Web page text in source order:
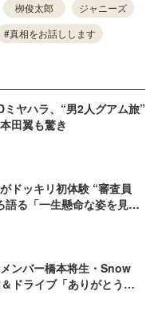
栁俊太郎
ジャニーズ
#真相をお話しします
ヤハラ、“男2人グアム旅”
田翼も驚き
ドッキリ初体験 “審査員
語る「一生懸命な姿を見て
ンバー橋本将生・Snow
ドライブ「ありがとう翔